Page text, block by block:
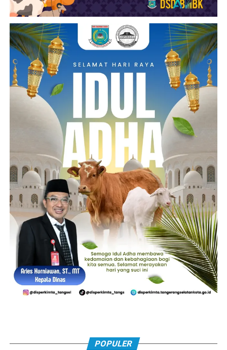
POPULER